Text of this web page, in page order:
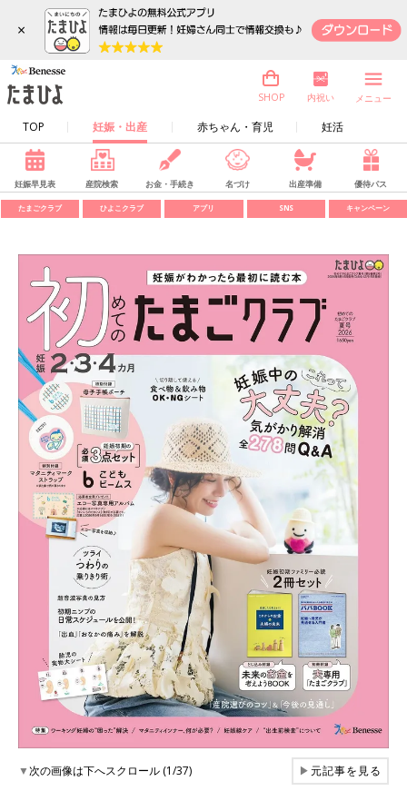
×
TOP 妊娠・出産 赤ちゃん・育児 妊活
SHOP 内祝い メニュー
妊娠早見表 産院検索 お金・手続き 名づけ 出産準備 優待パス
たまごクラブ ひよこクラブ アプリ SNS キャンペーン
▼次の画像は下へスクロール (1/37) ▶元記事を見る